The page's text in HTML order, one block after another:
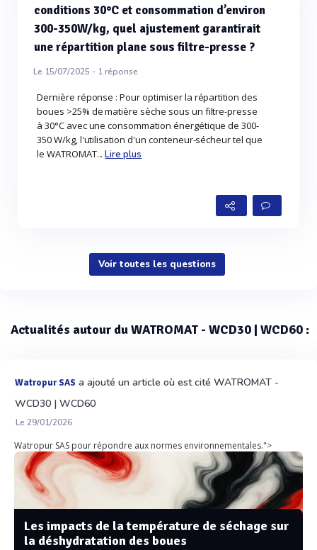
conditions 30°C et consommation d’environ
300-350W/kg, quel ajustement garantirait
une répartition plane sous filtre-presse ?
Le 15/07/2025 - 1réponse
Dernière réponse : Pour optimiser la répartition des
boues >25% de matière sèche sous un filtre-presse
à 30°C avec une consommation énergétique de 300-
350 W/kg, l'utilisation d'un conteneur-sécheur tel que
le WATROMAT...Lire plus
Voir toutes les questions
Actualités autour du WATROMAT - WCD30 | WCD60 :
Watropur SAS a ajouté un article où est cité WATROMAT -
WCD30 | WCD60
Le 29/01/2026
Watropur SAS pour répondre aux normes environnementales.">
Les impacts de la température de séchage sur
la déshydratation des boues